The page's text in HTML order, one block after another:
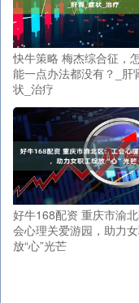
快牛策略 梅杰综合征，
能一点办法都没有？_肝
状_治疗
好牛168配资 重庆市渝
会心理关爱游园，助力
放“心”光芒